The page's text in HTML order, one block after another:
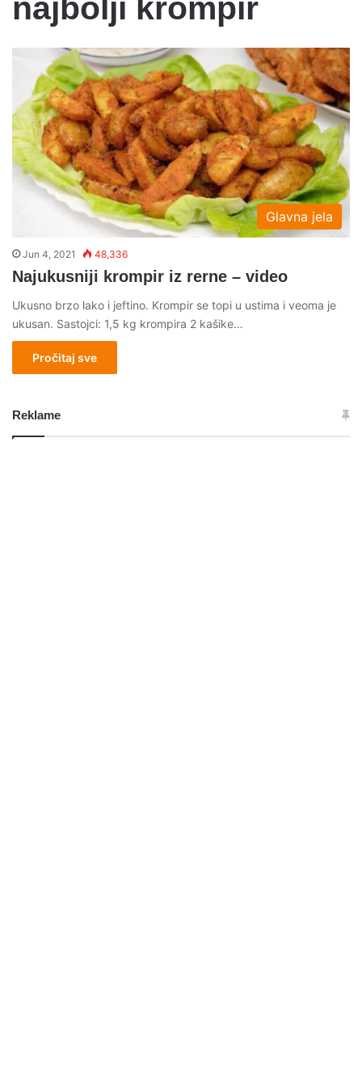
najbolji krompir
Glavna jela
Jun 4, 2021 48,336
Najukusniji krompir iz rerne – video
Ukusno brzo lako i jeftino. Krompir se topi u ustima i veoma je
ukusan. Sastojci: 1,5 kg krompira 2 kašike…
Pročitaj sve
Reklame